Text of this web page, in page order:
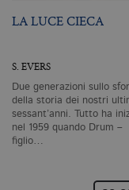
LA LUCE CIECA
S. EVERS
Due generazioni sullo
della storia dei nostri
sessant’anni. Tutto ha
nel 1959 quando Drum –
figlio…
_gid